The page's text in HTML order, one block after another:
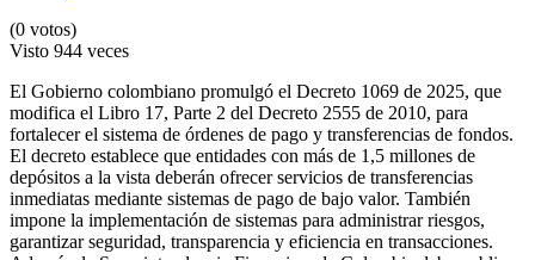
(0 votos)
Visto 944 veces
El Gobierno colombiano promulgó el Decreto 1069 de 2025, que
modifica el Libro 17, Parte 2 del Decreto 2555 de 2010, para
fortalecer el sistema de órdenes de pago y transferencias de fondos.
El decreto establece que entidades con más de 1,5 millones de
depósitos a la vista deberán ofrecer servicios de transferencias
inmediatas mediante sistemas de pago de bajo valor. También
impone la implementación de sistemas para administrar riesgos,
garantizar seguridad, transparencia y eficiencia en transacciones.